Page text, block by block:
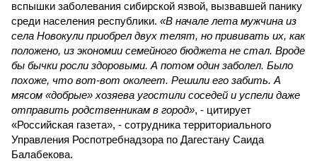
вспышки заболевания сибирской язвой, вызвавшей панику
среди населения республики. «В начале лета мужчина из
села Новокули приобрел двух телят, но прививать их, как
положено, из экономии семейного бюджета не стал. Вроде
бы бычки росли здоровыми. А потом один заболел. Было
похоже, что вот-вот околеет. Решили его забить. А
мясом «добрые» хозяева угостили соседей и успели даже
отправить родственникам в город», - цитирует
«Российская газета», - сотрудника территориального
Управления Роспотребнадзора по Дагестану Саида
Балабекова.